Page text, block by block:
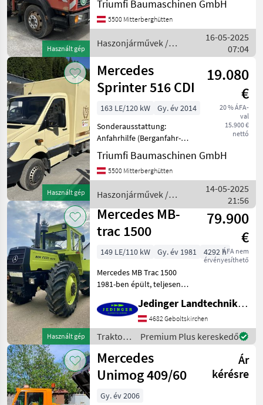
Használt gép
Triumfi Baumaschinen GmbH
5500 Mitterberghütten
Haszonjárművek /
Mercedes
16-05-2025
07:04
Használt gép
Mercedes
Sprinter 516 CDI
19.080
€
20 % ÁFA-
val
15.900 €
nettó
163 LE/120 kW
Gy. év 2014
Sonderausstattung:
Anfahrhilfe (Berganfahr-
Assistent), Audiosystem
Audio 10 (Radio mit CD-
Player), Außenspiegel ohne
Batterie zusätzlich
Triumfi Baumaschinen GmbH
5500 Mitterberghütten
Haszonjárművek /
Mercedes
14-05-2025
21:56
Használt gép
Mercedes MB-
trac 1500
79.900
€
ÁFA nem
érvényesíthető
149 LE/110 kW Gy. év 1981
4292 h
Mercedes MB Trac 1500
1981-ben épült, teljesen
üzemóra Nagyon jó optikai
eredeti állapot A traktor
1987 óta a
mezőgazdaságban volt a
tulajdonába
Jedinger Landtechnik GmbH
4682 Geboltskirchen
Traktorok
/
Mercedes
Premium Plus kereskedő
Mercedes
Unimog 409/60
Ár
kérésre
Gy. év 2006